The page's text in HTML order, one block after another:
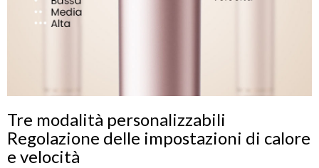
Tre modalità personalizzabili
Regolazione delle impostazioni di calore
e velocità